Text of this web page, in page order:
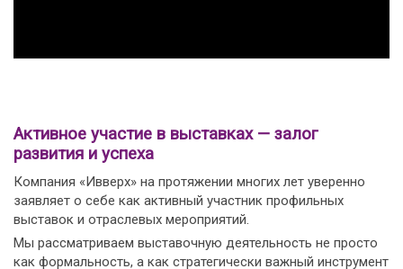
Активное участие в выставках — залог
развития и успеха
Компания «Ивверх» на протяжении многих лет уверенно
заявляет о себе как активный участник профильных
выставок и отраслевых мероприятий.
Мы рассматриваем выставочную деятельность не просто
как формальность, а как стратегически важный инструмент